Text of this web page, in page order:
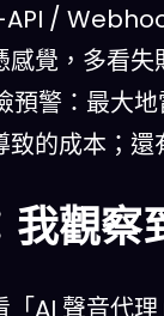
API /
感覺，多看失
預警：最大
致的成本；還
我觀察
「AI 聲音代